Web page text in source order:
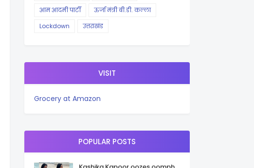
आम आदमी पार्टी
ऊर्जा मंत्री बी.डी. कल्ला
Lockdown
उत्तराखंड
VISIT
Grocery at Amazon
POPULAR POSTS